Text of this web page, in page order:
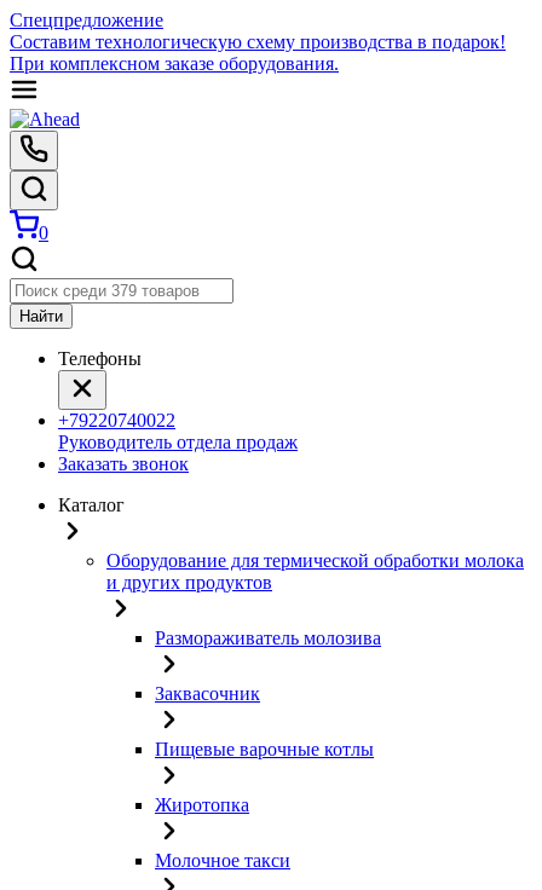
Спецпредложение
Составим технологическую схему производства в подарок!
При комплексном заказе оборудования.
0
Найти
Телефоны
+79220740022
Руководитель отдела продаж
Заказать звонок
Каталог
Оборудование для термической обработки молока
и других продуктов
Размораживатель молозива
Заквасочник
Пищевые варочные котлы
Жиротопка
Молочное такси